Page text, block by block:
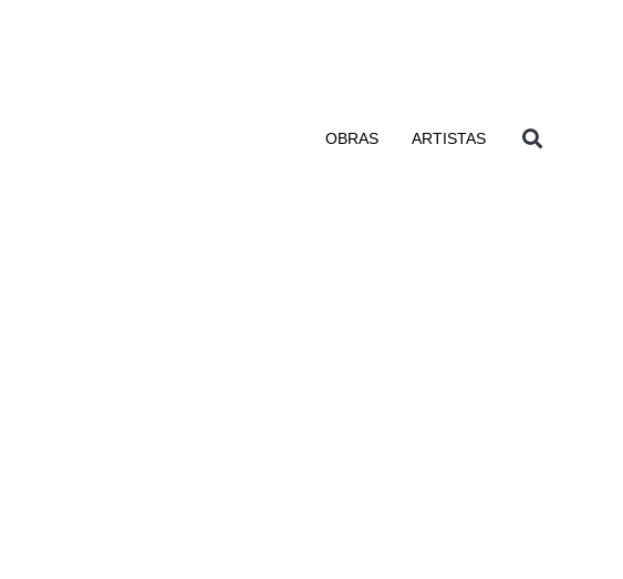
OBRAS ARTISTAS